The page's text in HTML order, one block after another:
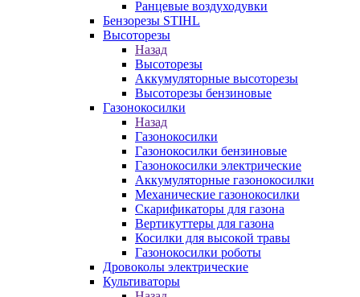
Ранцевые воздуходувки
Бензорезы STIHL
Высоторезы
Назад
Высоторезы
Аккумуляторные высоторезы
Высоторезы бензиновые
Газонокосилки
Назад
Газонокосилки
Газонокосилки бензиновые
Газонокосилки электрические
Аккумуляторные газонокосилки
Механические газонокосилки
Скарификаторы для газона
Вертикуттеры для газона
Косилки для высокой травы
Газонокосилки роботы
Дровоколы электрические
Культиваторы